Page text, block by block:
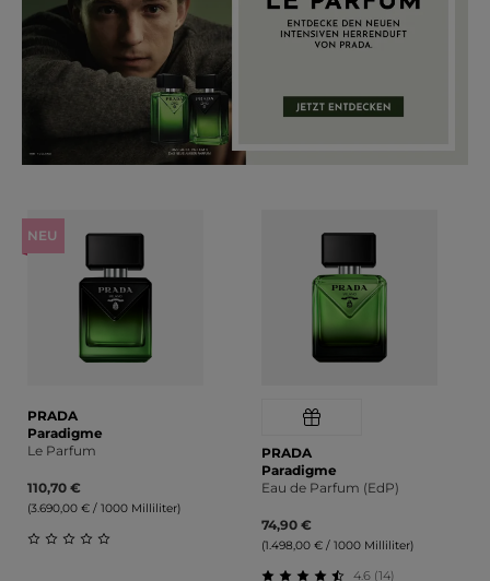
Produktgalerie überspringen
NEU
PRADA
Paradigme
Le Parfum
110,70 €
(3.690,00 € / 1000 Milliliter)
Durchschnittliche Bewertung von 0 von 5 Sternen
PRADA
Paradigme
Eau de Parfum (EdP)
74,90 €
(1.498,00 € / 1000 Milliliter)
4.6 (14)